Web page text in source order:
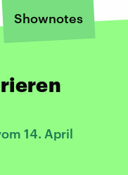
Shownotes
14. April